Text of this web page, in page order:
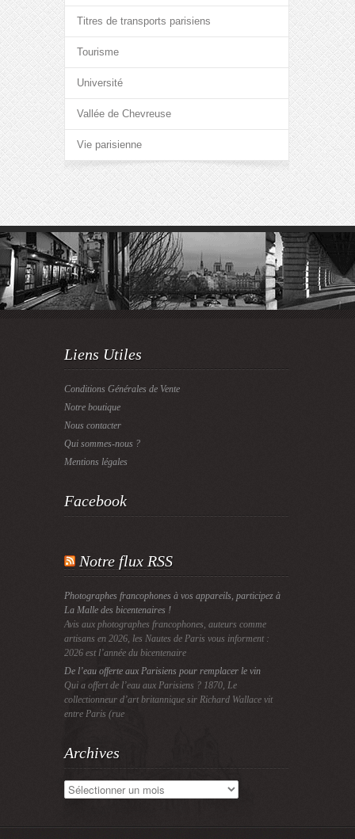
Titres de transports parisiens
Tourisme
Université
Vallée de Chevreuse
Vie parisienne
Liens Utiles
Conditions Générales de Vente
Notre boutique
Nous contacter
Qui sommes-nous ?
Mentions légales
Facebook
Notre flux RSS
Photographes francophones à vos appareils, participez à
La Malle des bicentenaires !
Avis aux photographes francophones, auteurs comme
artisans en 2026, les Nautes de Paris vous informent :
2026 est l’année du bicentenaire
De l’eau offerte aux Parisiens pour remplacer le vin
Qui a offert de l’eau aux Parisiens ? 1870, Le
collectionneur d’art britannique sir Richard Wallace vit
entre Paris (rue
Archives
Archives